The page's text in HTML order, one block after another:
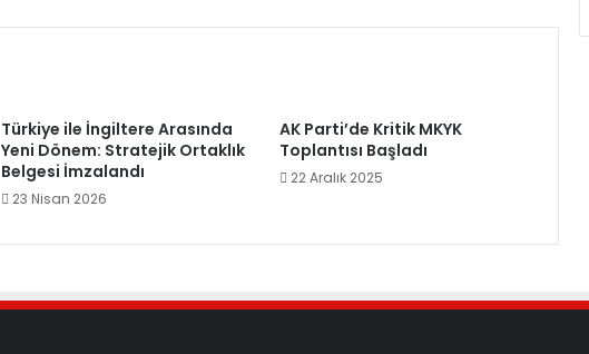
Türkiye ile İngiltere Arasında
Yeni Dönem: Stratejik Ortaklık
Belgesi İmzalandı
23 Nisan 2026
AK Parti’de Kritik MKYK
Toplantısı Başladı
22 Aralık 2025